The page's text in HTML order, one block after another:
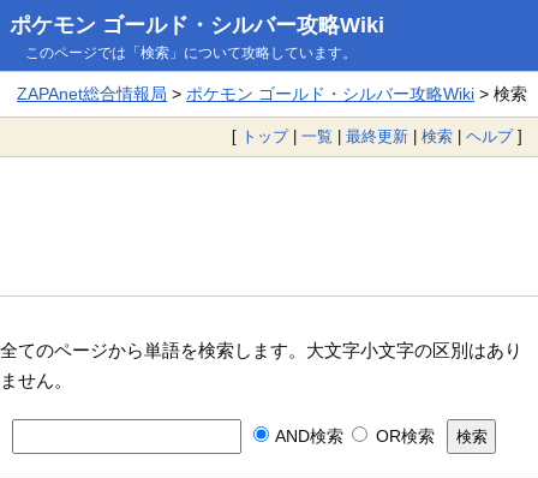
ポケモン ゴールド・シルバー攻略Wiki
このページでは「検索」について攻略しています。
ZAPAnet総合情報局 > ポケモン ゴールド・シルバー攻略Wiki> 検索
[ トップ| 一覧 | 最終更新 | 検索 | ヘルプ]
全てのページから単語を検索します。大文字小文字の区別はあり
ません。
AND検索 OR検索